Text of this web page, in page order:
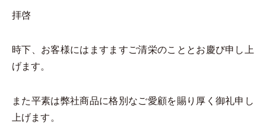
拝啓
時下、お客様にはますますご清栄のこととお慶び申し上
げます。
また平素は弊社商品に格別なご愛顧を賜り厚く御礼申し
上げます。